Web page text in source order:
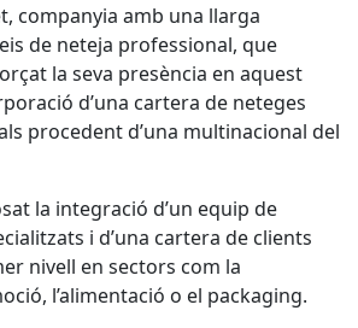
companyia amb una llarga
de neteja professional, que
la seva presència en aquest
d’una cartera de neteges
procedent d’una multinacional del
la integració d’un equip de
i d’una cartera de clients
nivell en sectors com la
l’alimentació o el packaging.